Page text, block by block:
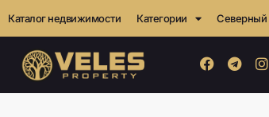
Каталог недвижимости Категории Северный